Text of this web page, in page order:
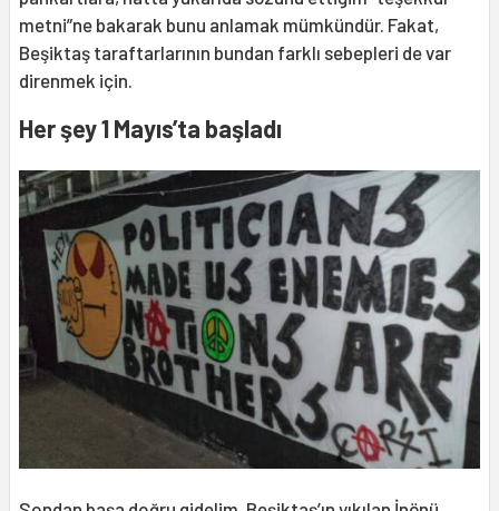
metni”ne bakarak bunu anlamak mümkündür. Fakat,
Beşiktaş taraftarlarının bundan farklı sebepleri de var
direnmek için.
Her şey 1 Mayıs’ta başladı